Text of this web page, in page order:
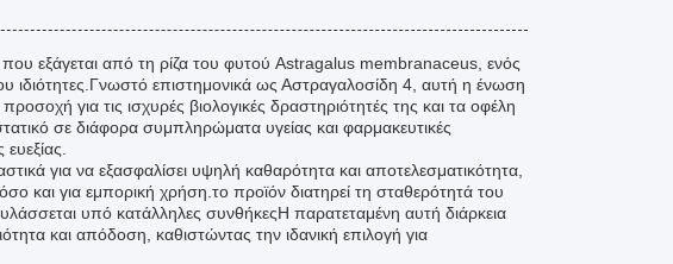
εξάγεται από τη ρίζα του φυτού Astragalus membranaceus, ενός
ιδιότητες.Γνωστό επιστημονικά ως Αστραγαλοσίδη 4, αυτή η ένωση
για τις ισχυρές βιολογικές δραστηριότητές της και τα οφέλη
σε διάφορα συμπληρώματα υγείας και φαρμακευτικές
για να εξασφαλίσει υψηλή καθαρότητα και αποτελεσματικότητα,
και για εμπορική χρήση.το προϊόν διατηρεί τη σταθερότητά του
υπό κατάλληλες συνθήκεςΗ παρατεταμένη αυτή διάρκεια
και απόδοση, καθιστώντας την ιδανική επιλογή για